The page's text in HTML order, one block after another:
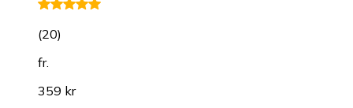
(20)
fr.
359 kr